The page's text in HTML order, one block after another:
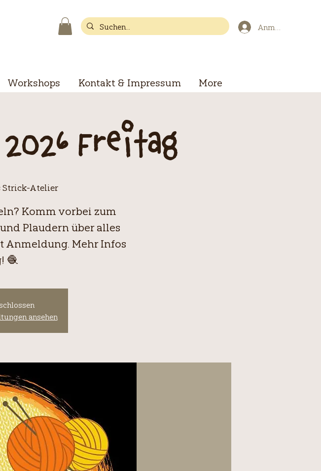
Anmelden
Workshops Kontakt & Impressum More
Freitag
Strick-Atelier
Komm vorbei zum
Plaudern über alles
Anmeldung. Mehr Infos
🧶
ansehen